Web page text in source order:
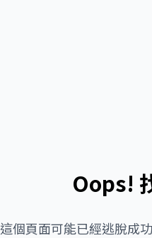
Oops!
這個頁面可能已經逃脫成